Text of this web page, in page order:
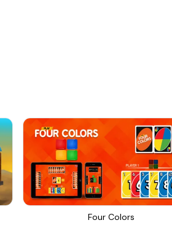
Four Colors